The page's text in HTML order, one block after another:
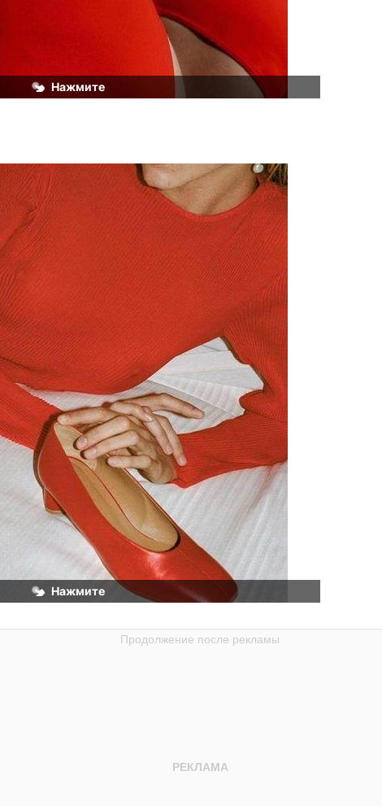
Нажмите
Нажмите
в жизни, наконец,
стабильность, о
давно мечтали. В
все спокойно, и с
будущим вы
Год будет
Кардинальных
не принимать.